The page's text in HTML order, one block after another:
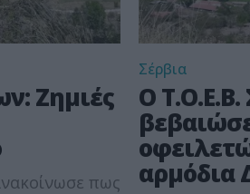
Ζημιές
πως
Σέρβια
Ο
αρμόδια